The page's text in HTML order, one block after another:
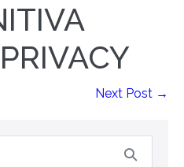
Next Post →